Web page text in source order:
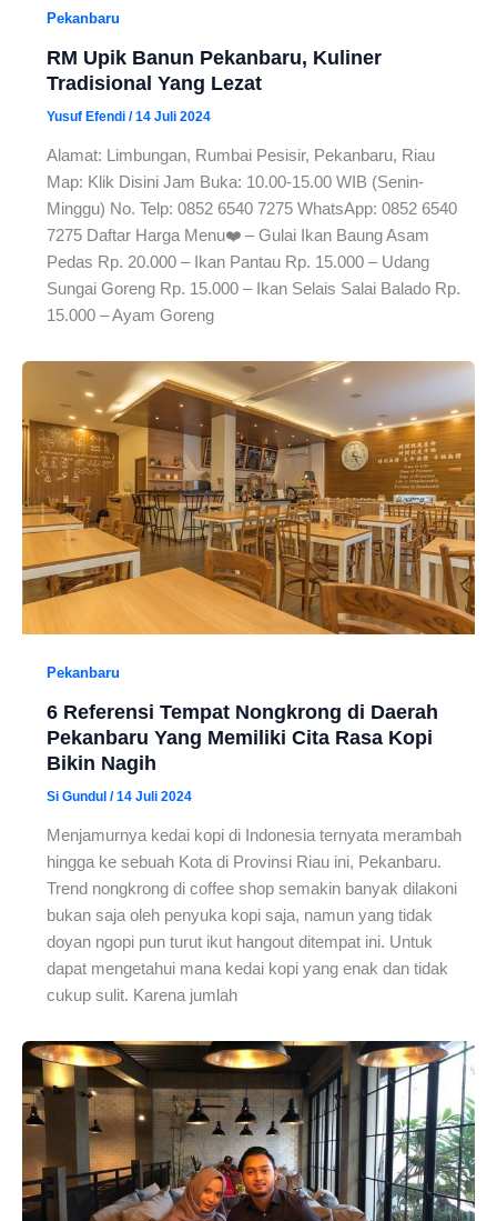
Pekanbaru
RM Upik Banun Pekanbaru, Kuliner
Tradisional Yang Lezat
Yusuf Efendi /14 Juli 2024
Alamat: Limbungan, Rumbai Pesisir, Pekanbaru, Riau
Map: Klik Disini Jam Buka: 10.00-15.00 WIB (Senin-
Minggu) No. Telp: 0852 6540 7275 WhatsApp: 0852 6540
7275 Daftar Harga Menu❤️ – Gulai Ikan Baung Asam
Pedas Rp. 20.000 – Ikan Pantau Rp. 15.000 – Udang
Sungai Goreng Rp. 15.000 – Ikan Selais Salai Balado Rp.
15.000 – Ayam Goreng
Pekanbaru
6 Referensi Tempat Nongkrong di Daerah
Pekanbaru Yang Memiliki Cita Rasa Kopi
Bikin Nagih
Si Gundul /14 Juli 2024
Menjamurnya kedai kopi di Indonesia ternyata merambah
hingga ke sebuah Kota di Provinsi Riau ini, Pekanbaru.
Trend nongkrong di coffee shop semakin banyak dilakoni
bukan saja oleh penyuka kopi saja, namun yang tidak
doyan ngopi pun turut ikut hangout ditempat ini. Untuk
dapat mengetahui mana kedai kopi yang enak dan tidak
cukup sulit. Karena jumlah